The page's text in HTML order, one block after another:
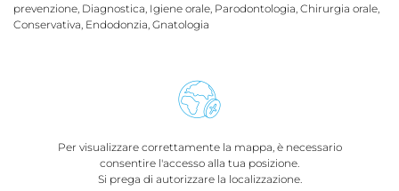
prevenzione, Diagnostica, Igiene orale, Parodontologia, Chirurgia orale,
Conservativa, Endodonzia, Gnatologia
Per visualizzare correttamente la mappa, è necessario
consentire l'accesso alla tua posizione.
Si prega di autorizzare la localizzazione.